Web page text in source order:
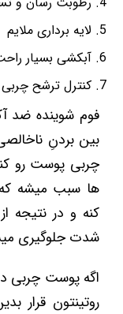
لایه برداری ملایم
آبکشی بسیار
کنترل ترشح
فوم شوینده ضد
بین بردنِ
چربی پوست رو
ها سبب میشه
کنه و در نتیجه
شدت جلوگیری
اگه پوست چربی
روتینتون قرار